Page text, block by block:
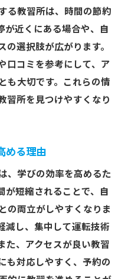
る施設設備の重要性
磨くための環境整備
所埼玉県での評判の
トの見分け方
バックを参考にする
合い方
ポイントシミュレータ
する学習体験とは
る教習所は、時間の節約
が近くにある場合や、自
選択肢が広がります。
口コミを参考にして、ア
も大切です。これらの情
習所を見つけやすくなり
める理由
、学びの効率を高めるた
が短縮されることで、自
の両立がしやすくなりま
減し、集中して運転技術
た、アクセスが良い教習
も対応しやすく、予約の